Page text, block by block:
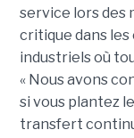
service lors des
critique dans
industriels où
« Nous avons
si vous plantez
transfert